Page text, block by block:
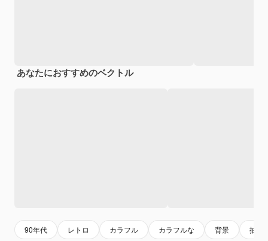
あなたにおすすめのベクトル
90年代 レトロ カラフル カラフルな 背景 抽象